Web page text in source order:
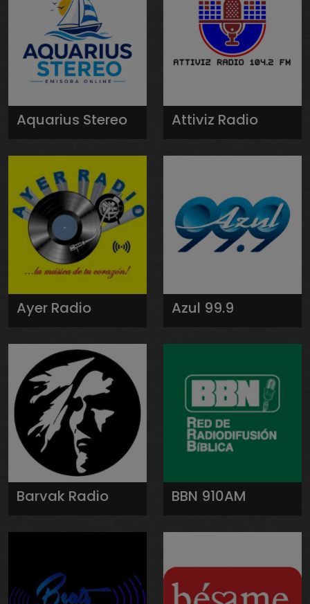
Aquarius Stereo Attiviz Radio
Ayer Radio Azul 99.9
Barvak Radio BBN 910AM